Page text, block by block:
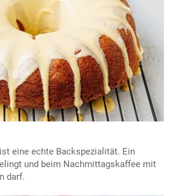
eine echte Backspezialität. Ein
und beim Nachmittagskaffee mit
darf.